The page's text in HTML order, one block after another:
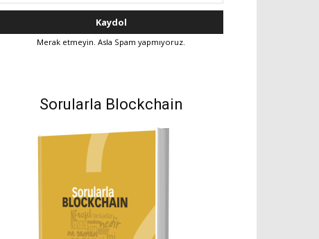
Merak etmeyin. Asla Spam yapmıyoruz.
Sorularla Blockchain